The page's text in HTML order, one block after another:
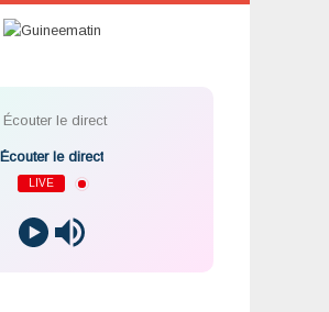
Écouter le direct
LIVE